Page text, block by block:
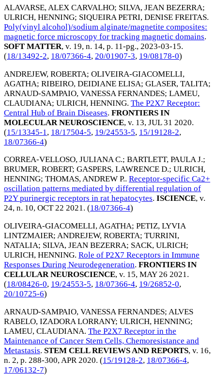
ALAVARSE, ALEX CARVALHO; SILVA, JEAN BEZERRA;
ULRICH, HENNING; SIQUEIRA PETRI, DENISE FREITAS.
Poly(vinyl alcohol)/sodium alginate/magnetite composites:
magnetic force microscopy for tracking magnetic domains.
SOFT MATTER, v. 19, n. 14, p. 11-pg., 2023-03-15.
(18/13492-2, 18/07366-4, 20/01907-3, 19/08178-0)
ANDREJEW, ROBERTA; OLIVEIRA-GIACOMELLI,
AGATHA; RIBEIRO, DEIDIANE ELISA; GLASER, TALITA;
ARNAUD-SAMPAIO, VANESSA FERNANDES; LAMEU,
CLAUDIANA; ULRICH, HENNING. The P2X7 Receptor:
Central Hub of Brain Diseases. FRONTIERS IN
MOLECULAR NEUROSCIENCE, v. 13, JUL 31 2020.
(15/13345-1 , 18/17504-5, 19/24553-5, 15/19128-2,
18/07366-4)
CORREA-VELLOSO, JULIANA C.; BARTLETT, PAULA J.;
BRUMER, ROBERT; GASPERS, LAWRENCE D.; ULRICH,
HENNING; THOMAS, ANDREW P.. Receptor-specific Ca2+
oscillation patterns mediated by differential regulation of
P2Y purinergic receptors in rat hepatocytes. ISCIENCE, v.
24, n. 10, OCT 22 2021. (18/07366-4)
OLIVEIRA-GIACOMELLI, AGATHA; PETIZ, LYVIA
LINTZMAIER; ANDREJEW, ROBERTA; TURRINI,
NATALIA; SILVA, JEAN BEZERRA; SACK, ULRICH;
ULRICH, HENNING. Role of P2X7 Receptors in Immune
Responses During Neurodegeneration. FRONTIERS IN
CELLULAR NEUROSCIENCE, v. 15, MAY 26 2021.
(18/08426-0, 19/24553-5, 18/07366-4, 19/26852-0,
20/10725-6)
ARNAUD-SAMPAIO, VANESSA FERNANDES; ALVES
RABELO, IZADORA LORRANY; ULRICH, HENNING;
LAMEU, CLAUDIANA. The P2X7 Receptor in the
Maintenance of Cancer Stem Cells, Chemoresistance and
Metastasis. STEM CELL REVIEWS AND REPORTS, v. 16,
n. 2, p. 288-300,APR 2020. (15/19128-2, 18/07366-4,
17/06132-7)